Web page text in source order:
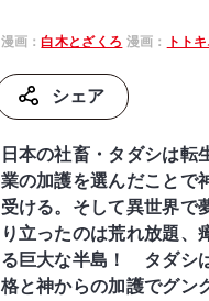
漫画：白木とざくろ 漫画： トト
シェア
日本の社畜・タダシは転
業の加護を選んだことで
受ける。そして異世界
り立ったのは荒れ放題、
る巨大な半島！ タダシ
格と神からの加護でグン